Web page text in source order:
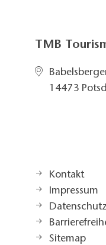
TMB
14473
Kontakt
Impressum
Sitemap